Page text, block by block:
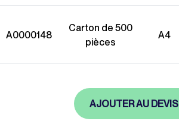
A0000148
Carton de 500
pièces
A4
AJOUTER AU DEVIS